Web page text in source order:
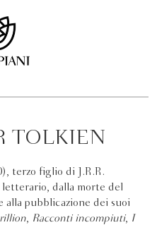
TOLKIEN
terzo figlio di J.R.R.
dalla morte del
alla pubblicazione dei suoi
, Racconti incompiuti, I